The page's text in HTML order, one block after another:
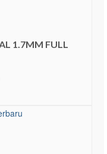
1.7MM FULL